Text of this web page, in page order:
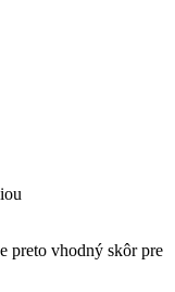
preto vhodný skôr pre